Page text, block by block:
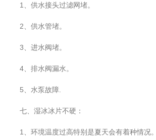
1、供水接头过滤网堵。
2、供水管堵。
3、进水阀堵。
4、排水阀漏水。
5、水泵故障.
七、湿冰冰片不硬：
1、环境温度过高特别是夏天会有着种情况。